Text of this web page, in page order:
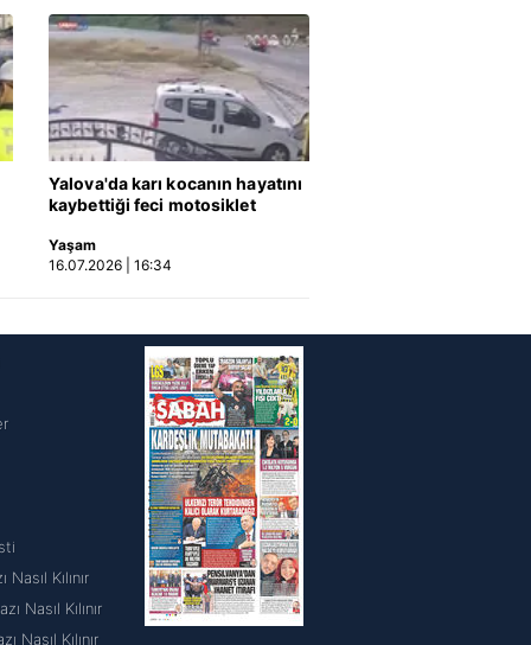
Yalova'da karı kocanın hayatını
kaybettiği feci motosiklet
yansıdı | Video
Yaşam
16.07.2026 | 16:34
Nasıl Kılınır
Nasıl Kılınır
Nasıl Kılınır